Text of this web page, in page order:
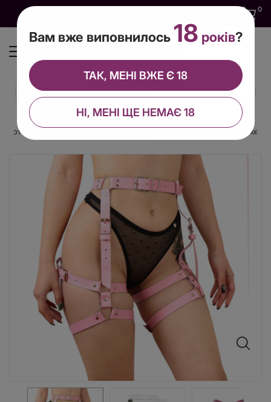
0
Гартери Art of Sex Claire, натуральна шкіра, розмір XS-M, колір рожевий
Вам вже виповнилось 18 років?
НІ, МЕНІ ЩЕ НЕМАЄ 18
ТАК, МЕНІ ВЖЕ Є 18